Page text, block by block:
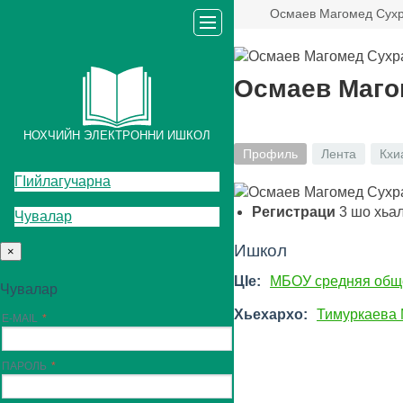
Осмаев Магомед
НОХЧИЙН ЭЛЕКТРОННИ ИШКОЛ
ГIийлагучарна
Чувалар
×
Чувалар
E-MAIL
ПАРОЛЬ
Осмаев
Профиль Лента
Регистраци 3 шо
Ишкол
ЦIе: МБОУ средняя
Хьехархо: Тимуркаева